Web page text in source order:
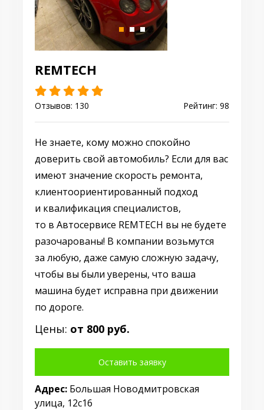
REMTECH
Отзывов: 130 Рейтинг: 98
Не знаете, кому можно спокойно
доверить свой автомобиль? Если для вас
имеют значение скорость ремонта,
клиентоориентированный подход
и квалификация специалистов,
то в Автосервисе REMTECH вы не будете
разочарованы! В компании возьмутся
за любую, даже самую сложную задачу,
чтобы вы были уверены, что ваша
машина будет исправна при движении
по дороге.
Цены: от 800 руб.
Оставить заявку
Адрес: Большая Новодмитровская
улица, 12с16